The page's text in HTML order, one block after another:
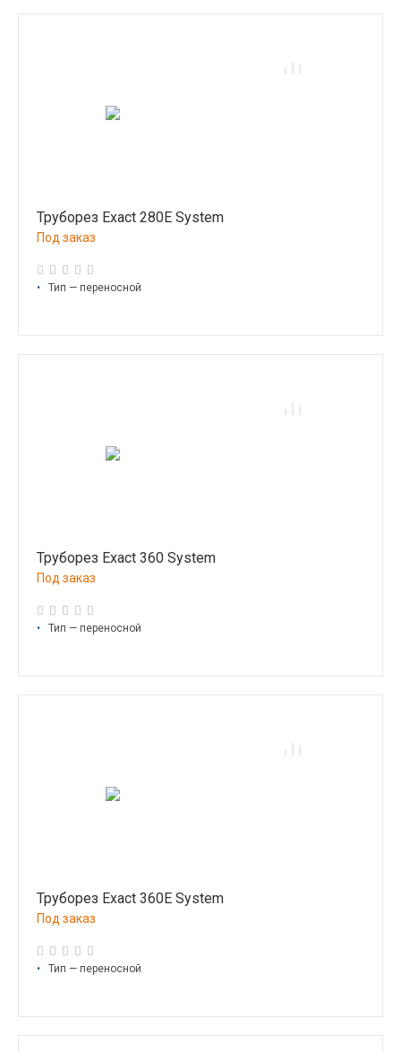
Труборез Exact 280E System
Под заказ
• Тип — переносной
Труборез Exact 360 System
Под заказ
• Тип — переносной
Труборез Exact 360E System
Под заказ
• Тип — переносной